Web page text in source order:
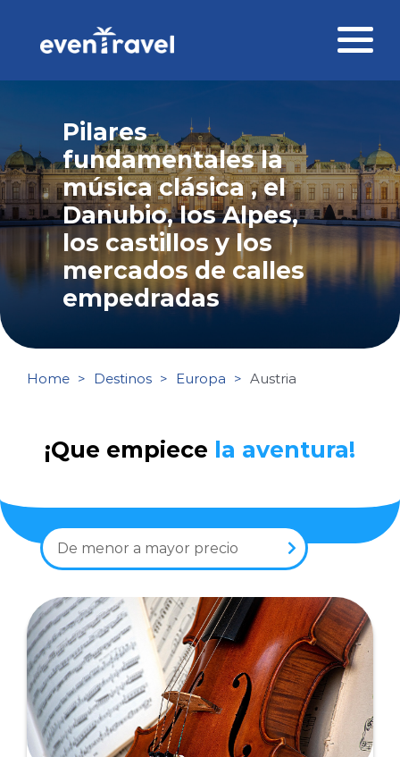
Perfil del viajero
Viajes corporativos
Ofertas
Blog
Pilares
fundamentales la
música clásica , el
Danubio, los Alpes,
los castillos y los
mercados de calles
empedradas
Home Destinos Europa Austria
¡Que empiece la aventura!
De menor a mayor precio